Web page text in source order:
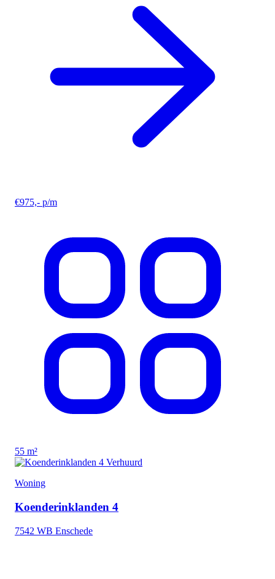
€975,- p/m
55 m²
Verhuurd
Woning
Koenderinklanden 4
7542 WB Enschede